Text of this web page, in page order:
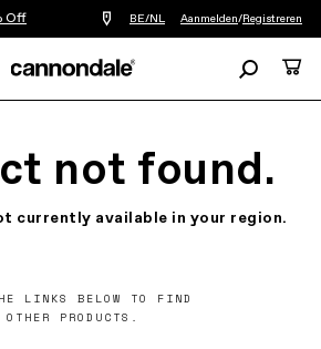
Off
Vind
een
bij
in
BE/NL Aanmelden/Registreren
ZoekenCart
not found.
currently available in your region.
LINKS BELOW TO FIND
OTHER PRODUCTS.